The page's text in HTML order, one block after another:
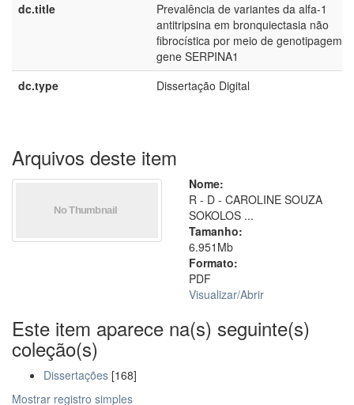
dc.title
Prevalência de variantes da alfa-1
antitripsina em bronquiectasia não
fibrocística por meio de genotipagem
gene SERPINA1
dc.type
Dissertação Digital
Arquivos deste item
Nome:
R - D - CAROLINE SOUZA
SOKOLOS ...
Tamanho:
6.951Mb
Formato:
PDF
Visualizar/Abrir
Este item aparece na(s) seguinte(s)
coleção(s)
Dissertações [168]
Mostrar registro simples